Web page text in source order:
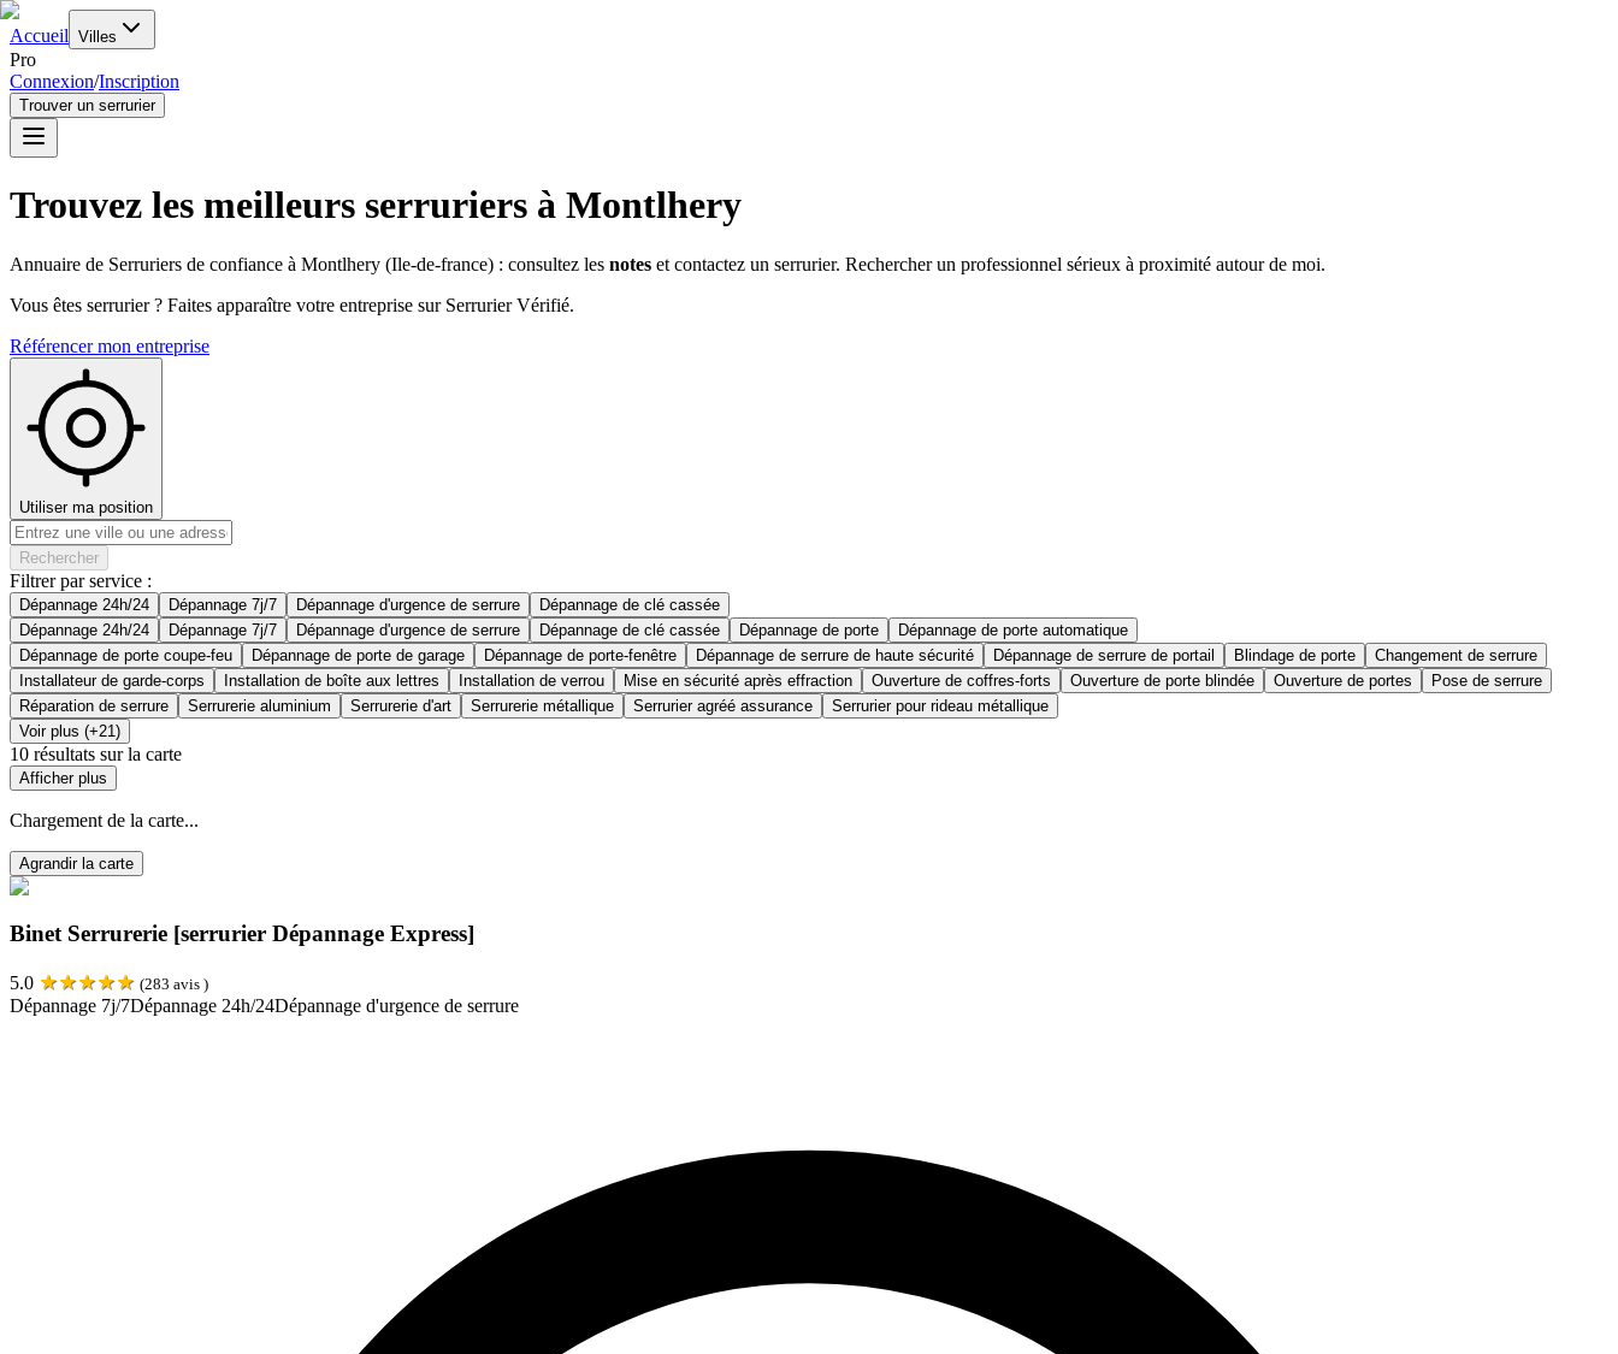
Accueil Villes
Pro
Connexion/Inscription
Trouver un serrurier
Trouvez les meilleurs serruriers à Montlhery
Annuaire de Serruriers de confiance à Montlhery (Ile-de-france) : consultez les notes et contactez un serrurier. Rechercher un professionnel sérieux à proximité autour de moi.
Vous êtes serrurier ? Faites apparaître votre entreprise sur Serrurier Vérifié.
Référencer mon entreprise
Utiliser ma position
Rechercher
Filtrer par service :
Dépannage 24h/24 Dépannage 7j/7 Dépannage d'urgence de serrure
Dépannage de clé cassée
Dépannage 24h/24
Dépannage 7j/7 Dépannage d'urgence de serrure Dépannage de clé cassée Dépannage de porte
Dépannage de porte automatique
Dépannage de porte coupe-feu
Dépannage de porte de garage Dépannage de porte-fenêtre Dépannage de serrure de haute sécurité Dépannage de serrure de portail Blindage de porte
Changement de serrure
Installateur de garde-corps
Installation de boîte aux lettres Installation de verrou Mise en sécurité après effraction Ouverture de coffres-forts Ouverture de porte blindée Ouverture de portes
Pose de serrure
Réparation de serrure
Serrurerie aluminium Serrurerie d'art Serrurerie métallique Serrurier agréé assurance
Serrurier pour rideau métallique
Voir plus (+21)
10 résultats sur la carte
Afficher plus
Chargement de la carte...
Agrandir la carte
Binet Serrurerie [serrurier Dépannage Express]
5.0 ★★★★★ (283 avis )
Dépannage 7j/7Dépannage 24h/24Dépannage d'urgence de serrure